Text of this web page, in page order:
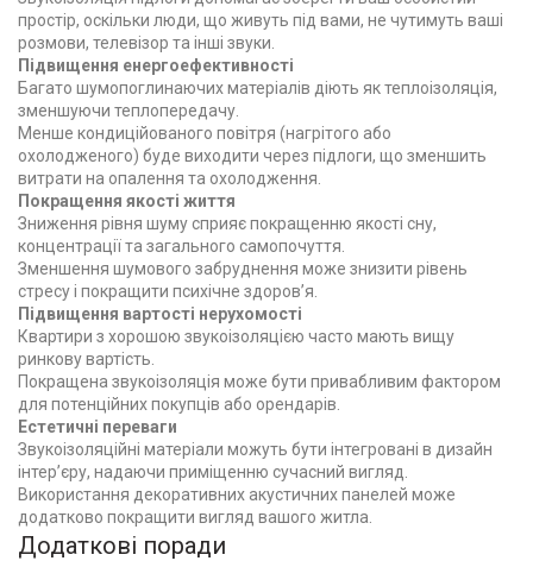
простір, оскільки люди, що живуть під вами, не чутимуть ваші
розмови, телевізор та інші звуки.
Підвищення енергоефективності
Багато шумопоглинаючих матеріалів діють як теплоізоляція,
зменшуючи теплопередачу.
Менше кондиційованого повітря (нагрітого або
охолодженого) буде виходити через підлоги, що зменшить
витрати на опалення та охолодження.
Покращення якості життя
Зниження рівня шуму сприяє покращенню якості сну,
концентрації та загального самопочуття.
Зменшення шумового забруднення може знизити рівень
стресу і покращити психічне здоров’я.
Підвищення вартості нерухомості
Квартири з хорошою звукоізоляцією часто мають вищу
ринкову вартість.
Покращена звукоізоляція може бути привабливим фактором
для потенційних покупців або орендарів.
Естетичні переваги
Звукоізоляційні матеріали можуть бути інтегровані в дизайн
інтер’єру, надаючи приміщенню сучасний вигляд.
Використання декоративних акустичних панелей може
додатково покращити вигляд вашого житла.
Додаткові поради